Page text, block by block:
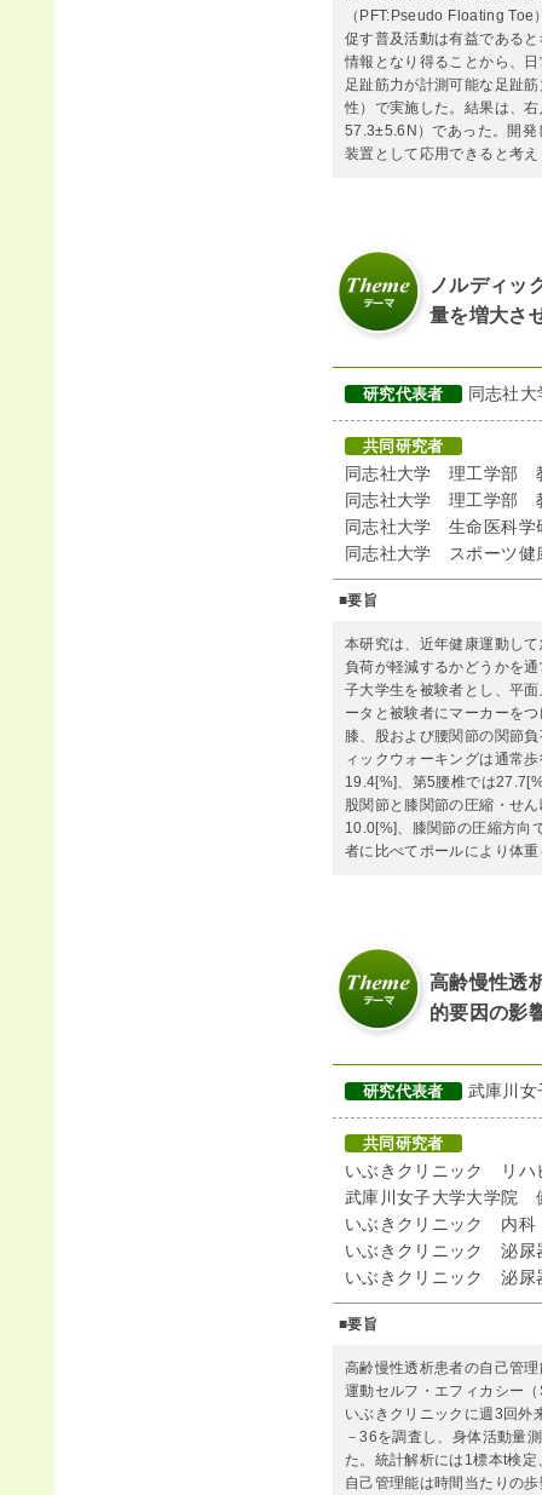
（PFT:Pseudo Floating
促す普及活動は有益である
情報となり得ることから、
足趾筋力が計測可能な足趾
性）で実施した。結果は、
57.3±5.6N）であった。開発
装置として応用できると考
ノルディッ
量を増大さ
研究代表者 同志社
共同研究者
同志社大学 理工学部
同志社大学 理工学部
同志社大学 生命医科
同志社大学 スポーツ
■要旨
本研究は、近年健康運動し
負荷が軽減するかどうかを
子大学生を被験者とし、平
ータと被験者にマーカーを
膝、股および腰関節の関節
ィックウォーキングは通常
19.4[%]、第5腰椎では
股関節と膝関節の圧縮・せ
10.0[%]、膝関節の圧縮方向
者に比べてポールにより体
高齢慢性透
的要因の影
研究代表者 武庫川
共同研究者
いぶきクリニック リハ
武庫川女子大学大学院
いぶきクリニック 内
いぶきクリニック 泌
いぶきクリニック 泌
■要旨
高齢慢性透析患者の自己管
運動セルフ・エフィカシー
いぶきクリニックに週3回外
－36を調査し、身体活動量
た。統計解析には1標本t検
自己管理能は時間当たりの